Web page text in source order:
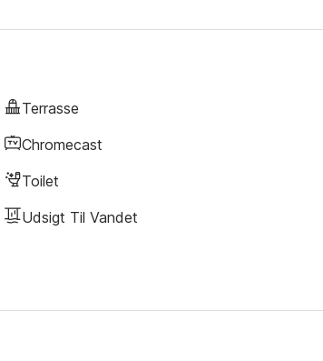
Terrasse
Chromecast
Toilet
Udsigt Til Vandet